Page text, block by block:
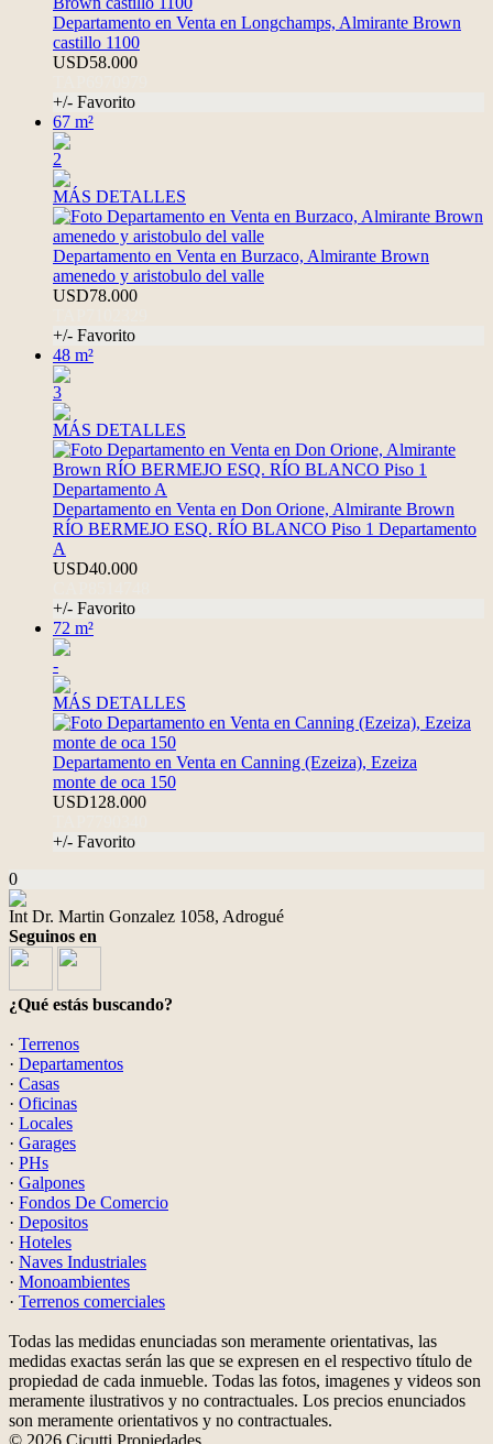
Departamento en Venta en Longchamps, Almirante Brown
castillo 1100
USD58.000
+/- Favorito
67 m²
2
MÁS DETALLES
Departamento en Venta en Burzaco, Almirante Brown
amenedo y aristobulo del valle
USD78.000
+/- Favorito
48 m²
3
MÁS DETALLES
Departamento en Venta en Don Orione, Almirante Brown
RÍO BERMEJO ESQ. RÍO BLANCO Piso 1 Departamento
A
USD40.000
+/- Favorito
72 m²
-
MÁS DETALLES
Departamento en Venta en Canning (Ezeiza), Ezeiza
monte de oca 150
USD128.000
+/- Favorito
0
Int Dr. Martin Gonzalez 1058, Adrogué
Seguinos en
¿Qué estás buscando?
· Terrenos
· Departamentos
· Casas
· Oficinas
· Locales
· Garages
· PHs
· Galpones
· Fondos De Comercio
· Depositos
· Hoteles
· Naves Industriales
· Monoambientes
· Terrenos comerciales
Todas las medidas enunciadas son meramente orientativas, las
medidas exactas serán las que se expresen en el respectivo título de
propiedad de cada inmueble. Todas las fotos, imagenes y videos son
meramente ilustrativos y no contractuales. Los precios enunciados
son meramente orientativos y no contractuales.